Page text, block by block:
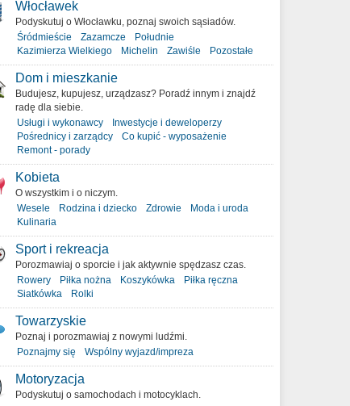
Włocławek
Podyskutuj o Włocławku, poznaj swoich sąsiadów.
Śródmieście
Zazamcze
Południe
Kazimierza Wielkiego
Michelin Zawiśle Pozostałe
Dom i mieszkanie
Budujesz, kupujesz, urządzasz? Poradź innym i znajdź
radę dla siebie.
Usługi i wykonawcy
Inwestycje i deweloperzy
Pośrednicy i zarządcy
Co kupić - wyposażenie
Remont - porady
Kobieta
O wszystkim i o niczym.
Wesele
Rodzina i dziecko Zdrowie
Moda i uroda
Kulinaria
Sport i rekreacja
Porozmawiaj o sporcie i jak aktywnie spędzasz czas.
Rowery
Piłka nożna Koszykówka
Piłka ręczna
Siatkówka
Rolki
Towarzyskie
Poznaj i porozmawiaj z nowymi ludźmi.
Poznajmy się
Wspólny wyjazd/impreza
Motoryzacja
Podyskutuj o samochodach i motocyklach.